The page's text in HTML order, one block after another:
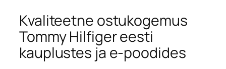
Kvaliteetne ostukogemus
Tommy Hilfiger eesti
kauplustes ja e-poodides